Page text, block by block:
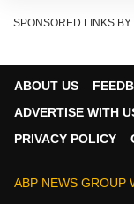
और देश की समस्याएं
SPONSORED LINKS BY
ABOUT US
ADVERTISE WITH
PRIVACY POLICY
ABP NEWS GROUP